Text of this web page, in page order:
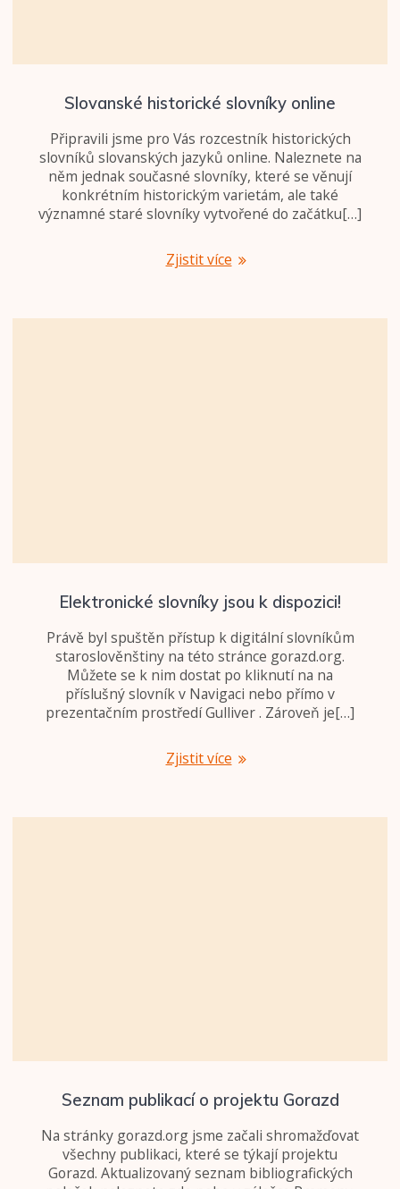
Slovanské historické slovníky online
Připravili jsme pro Vás rozcestník historických
slovníků slovanských jazyků online. Naleznete na
něm jednak současné slovníky, které se věnují
konkrétním historickým varietám, ale také
významné staré slovníky vytvořené do začátku[…]
Zjistit více
Elektronické slovníky jsou k dispozici!
Právě byl spuštěn přístup k digitální slovníkům
staroslověnštiny na této stránce gorazd.org.
Můžete se k nim dostat po kliknutí na na
příslušný slovník v Navigaci nebo přímo v
prezentačním prostředí Gulliver . Zároveň je[…]
Zjistit více
Seznam publikací o projektu Gorazd
Na stránky gorazd.org jsme začali shromažďovat
všechny publikaci, které se týkají projektu
Gorazd. Aktualizovaný seznam bibliografických